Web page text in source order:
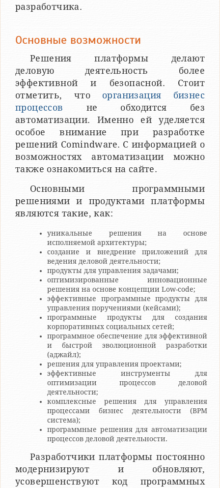
разработчика.
Основные возможности
Решения платформы делают
деловую деятельность более
эффективной и безопасной. Стоит
отметить, что организация бизнес
процессов не обходится без
автоматизации. Именно ей уделяется
особое внимание при разработке
решений Comindware. С информацией о
возможностях автоматизации можно
также ознакомиться на сайте.
Основными программными
решениями и продуктами платформы
являются такие, как:
уникальные решения на основе
исполняемой архитектуры;
создание и внедрение приложений для
ведения деловой деятельности;
продукты для управления задачами;
оптимизированные инновационные
решения на основе концепции Low-code;
эффективные программные продукты для
управления поручениями (кейсами);
программные продукты для создания
корпоративных социальных сетей;
программное обеспечение для эффективной
и быстрой эволюционной разработки
(аджайл);
решения для управления проектами;
эффективные инструменты для
оптимизации процессов деловой
деятельности;
комплексные решения для управления
процессами бизнес деятельности (BPM
система);
программные решения для автоматизации
процессов деловой деятельности.
Разработчики платформы постоянно
модернизируют и обновляют,
усовершенствуют код программных